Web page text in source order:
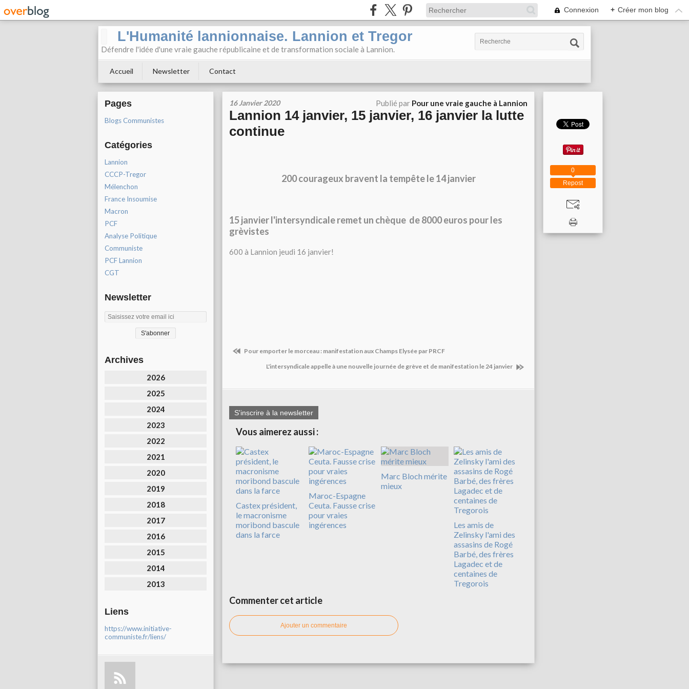
Connexion + Créer mon blog
L'Humanité lannionnaise. Lannion et Tregor
Défendre l'idée d'une vraie gauche républicaine et de transformation sociale à Lannion.
Accueil Newsletter Contact
Pages
Blogs Communistes
Catégories
Lannion
CCCP-Tregor
Mélenchon
France Insoumise
Macron
PCF
Analyse Politique
Communiste
PCF Lannion
CGT
Newsletter
Archives
2026
2025
2024
2023
2022
2021
2020
2019
2018
2017
2016
2015
2014
2013
Liens
https://www.initiative-
communiste.fr/liens/
16 Janvier 2020 Publié par Pour une vraie gauche à Lannion
Lannion 14 janvier, 15 janvier, 16 janvier la lutte
continue
200 courageux bravent la tempête le 14 janvier
15 janvier l'intersyndicale remet un chèque de 8000 euros pour les
grèvistes
600 à Lannion jeudi 16 janvier!
Pour emporter le morceau : manifestation aux Champs Elysée par PRCF
L'intersyndicale appelle à une nouvelle journée de grève et de manifestation le 24 janvier
S'inscrire à la newsletter
Vous aimerez aussi :
Castex président,
le macronisme
moribond bascule
dans la farce
Maroc-Espagne
Ceuta. Fausse crise
pour vraies
ingérences
Marc Bloch mérite
mieux
Les amis de
Zelinsky l'ami des
assasins de Rogé
Barbé, des frères
Lagadec et de
centaines de
Tregorois
Commenter cet article
Ajouter un commentaire
Repost
0